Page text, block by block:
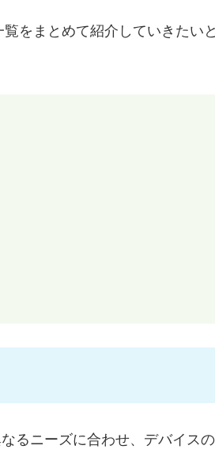
をまとめて紹介していきたい
るニーズに合わせ、デバイス